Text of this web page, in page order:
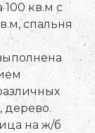
100 кв.м с
спальня
дерево.
на ж/б